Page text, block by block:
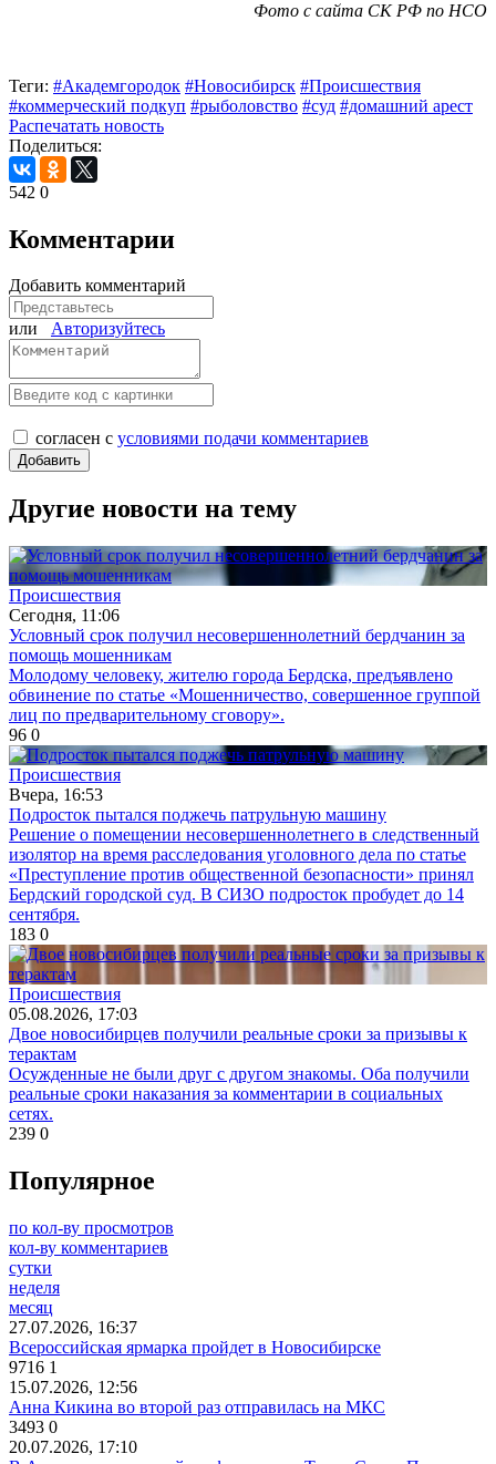
Фото с сайта СК РФ по НСО
Теги: #Академгородок #Новосибирск #Происшествия
#коммерческий подкуп #рыболовство #суд #домашний арест
Распечатать новость
Поделиться:
542 0
Комментарии
Добавить комментарий
или Авторизуйтесь
согласен с условиями подачи комментариев
Другие новости на тему
Происшествия
Сегодня, 11:06
Условный срок получил несовершеннолетний бердчанин за
помощь мошенникам
Молодому человеку, жителю города Бердска, предъявлено
обвинение по статье «Мошенничество, совершенное группой
лиц по предварительному сговору».
96 0
Происшествия
Вчера, 16:53
Подросток пытался поджечь патрульную машину
Решение о помещении несовершеннолетнего в следственный
изолятор на время расследования уголовного дела по статье
«Преступление против общественной безопасности» принял
Бердский городской суд. В СИЗО подросток пробудет до 14
сентября.
183 0
Происшествия
05.08.2026, 17:03
Двое новосибирцев получили реальные сроки за призывы к
терактам
Осужденные не были друг с другом знакомы. Оба получили
реальные сроки наказания за комментарии в социальных
сетях.
239 0
Популярное
по кол-ву просмотров
кол-ву комментариев
сутки
неделя
месяц
27.07.2026, 16:37
Всероссийская ярмарка пройдет в Новосибирске
9716 1
15.07.2026, 12:56
Анна Кикина во второй раз отправилась на МКС
3493 0
20.07.2026, 17:10